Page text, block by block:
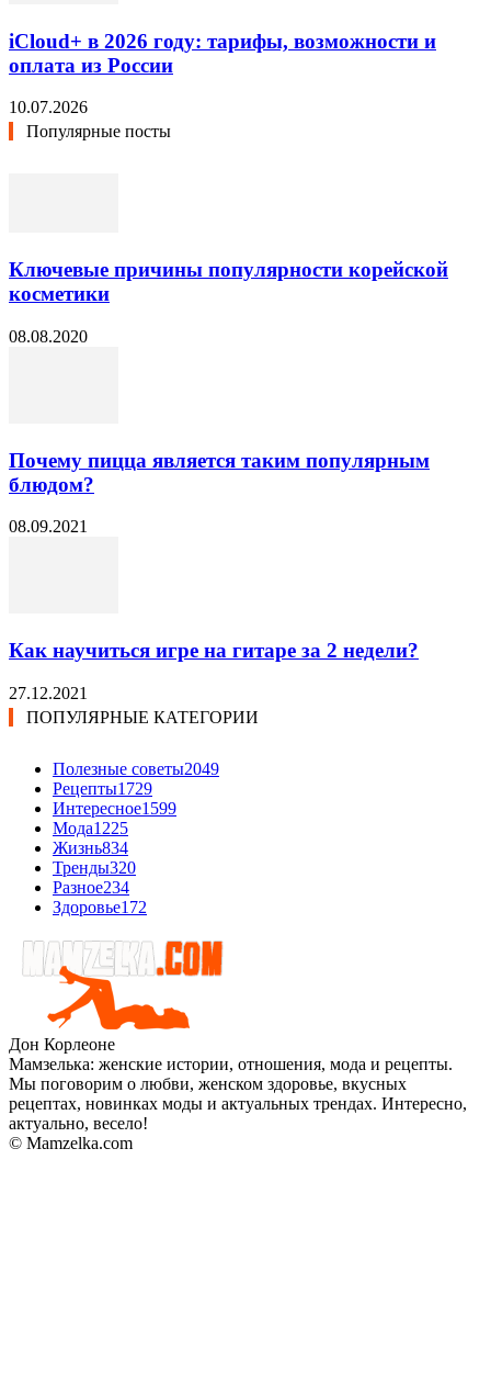
iCloud+ в 2026 году: тарифы, возможности и
оплата из России
10.07.2026
Популярные посты
Ключевые причины популярности корейской
косметики
08.08.2020
Почему пицца является таким популярным
блюдом?
08.09.2021
Как научиться игре на гитаре за 2 недели?
27.12.2021
ПОПУЛЯРНЫЕ КАТЕГОРИИ
Полезные советы2049
Рецепты1729
Интересное1599
Мода1225
Жизнь834
Тренды320
Разное234
Здоровье172
Дон Корлеоне
Мамзелька: женские истории, отношения, мода и рецепты.
Мы поговорим о любви, женском здоровье, вкусных
рецептах, новинках моды и актуальных трендах. Интересно,
актуально, весело!
© Mamzelka.com